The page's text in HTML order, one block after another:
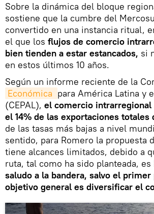
Sobre la dinámica del bloque
sostiene que la cumbre del
convertido en una instancia ritual,
el que los flujos de comercio
bien tienden a estar estancados, si
en estos últimos 10 años.
Según un informe reciente de la
Económica para América Latina y
(CEPAL), el comercio
el 14% de las exportaciones totales
de las tasas más bajas a nivel
sentido, para Romero la propuesta
tiene alcances limitados, debido a
ruta, tal como ha sido planteada,
saludo a la bandera, salvo el
objetivo general es diversificar el